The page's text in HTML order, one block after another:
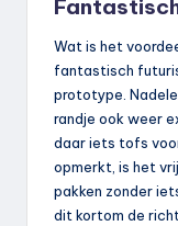
Wat is het
fantastisch
prototype.
randje ook weer
daar iets tofs
opmerkt, is het
pakken zonder
dit kortom de